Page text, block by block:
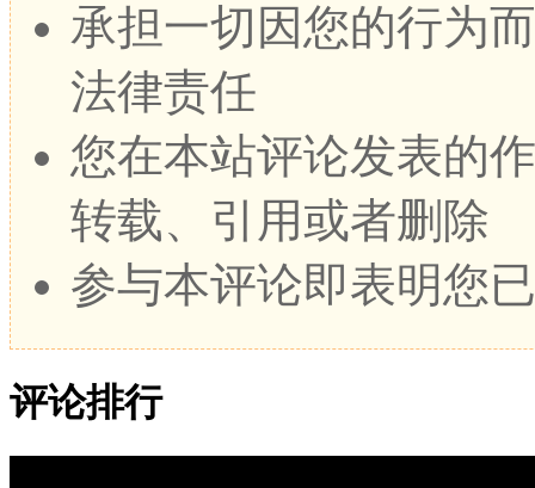
承担一切因您的行为
法律责任
您在本站评论发表的
转载、引用或者删除
参与本评论即表明您
评论排行